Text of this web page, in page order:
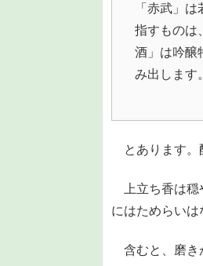
「赤武」
指すものは
酒」は吟醸
み出します
とあります。
上立ち香は穏
にはためらいは
含むと、磨き